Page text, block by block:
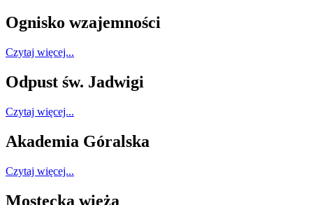
Ognisko wzajemności
Czytaj więcej...
Odpust św. Jadwigi
Czytaj więcej...
Akademia Góralska
Czytaj więcej...
Mostecka wieża